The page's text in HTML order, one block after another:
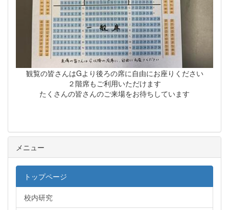
観覧の皆さんはGより後ろの席に自由にお座りください
２階席もご利用いただけます
たくさんの皆さんのご来場をお待ちしています
メニュー
トップページ
校内研究